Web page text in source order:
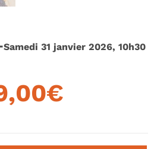
Samedi 31 janvier 2026, 10h30
€